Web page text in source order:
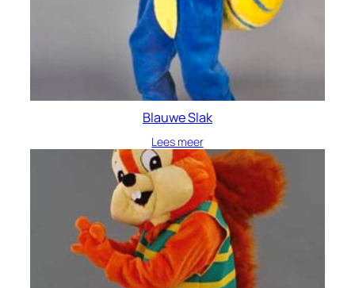
Blauwe Slak
Lees meer